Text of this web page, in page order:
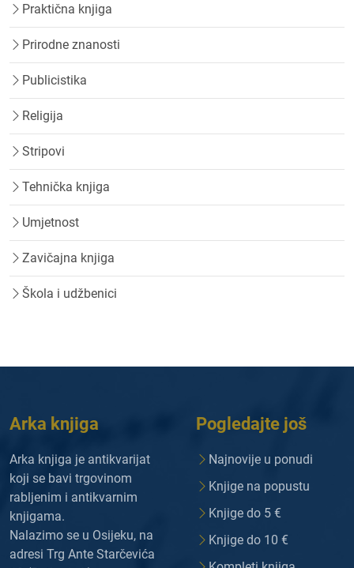
Praktična knjiga
Prirodne znanosti
Publicistika
Religija
Stripovi
Tehnička knjiga
Umjetnost
Zavičajna knjiga
Škola i udžbenici
Arka knjiga
Arka knjiga je antikvarijat
koji se bavi trgovinom
rabljenim i antikvarnim
knjigama.
Nalazimo se u Osijeku, na
adresi Trg Ante Starčevića
Pogledajte još
Najnovije u ponudi
Knjige na popustu
Knjige do 5 €
Knjige do 10 €